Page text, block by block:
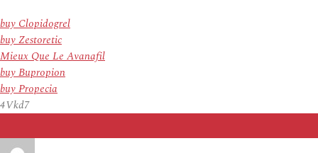
buy Clopidogrel
buy Zestoretic
Mieux Que Le Avanafil
buy Bupropion
buy Propecia
4Vkd7